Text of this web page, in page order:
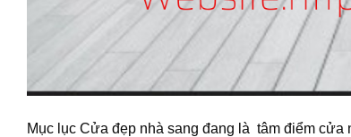
Mục lục Cửa đẹp nhà sang đang là tâm điểm